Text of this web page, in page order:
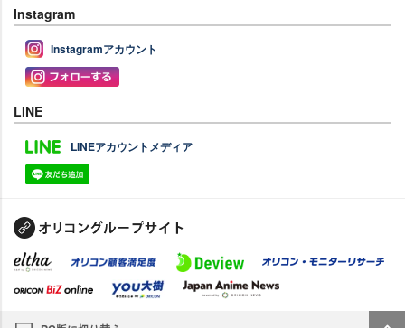
Instagram
Instagramアカウント
LINE
LINEアカウントメディア